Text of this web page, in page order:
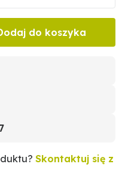
do koszyka
Skontaktuj się z